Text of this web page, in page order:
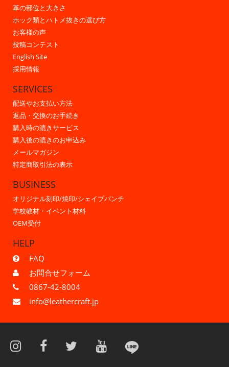
革の部位と大きさ
ホック類とハトメ抜きの選び方
お客様の声
投稿コンテスト
English Site
採用情報
SERVICES
配送やお支払い方法
返品・交換のお手続き
購入時の漉きサービス
購入後の漉きのお申込み
メールマガジン
特定商取引法の表示
BUSINESS
オリジナル刻印/焼印/シェイプパンチ
学校教材・イベント材料
OEM受付
HELP
FAQ
お問合せフォーム
0867-42-8004
info@leathercraft.jp